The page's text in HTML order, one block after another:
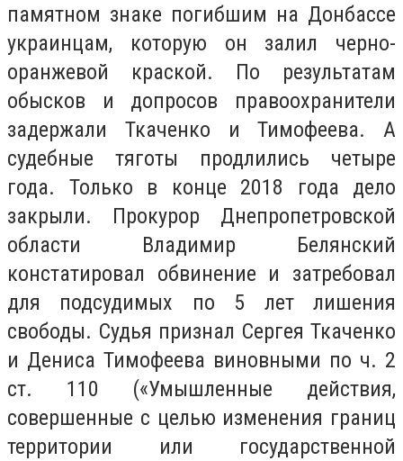
памятном знаке погибшим на Донбассе
украинцам, которую он залил черно-
оранжевой краской. По результатам
обысков и допросов правоохранители
задержали Ткаченко и Тимофеева. А
судебные тяготы продлились четыре
года. Только в конце 2018 года дело
закрыли. Прокурор Днепропетровской
области Владимир Белянский
констатировал обвинение и затребовал
для подсудимых по 5 лет лишения
свободы. Судья признал Сергея Ткаченко
и Дениса Тимофеева виновными по ч. 2
ст. 110 («Умышленные действия,
совершенные с целью изменения границ
территории или государственной